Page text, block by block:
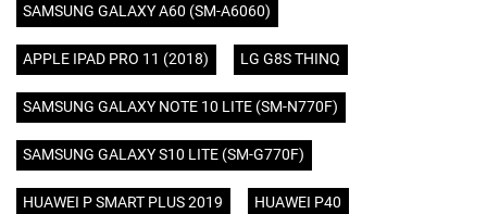
SAMSUNG GALAXY A60 (SM-A6060)
APPLE IPAD PRO 11 (2018) LG G8S THINQ
SAMSUNG GALAXY NOTE 10 LITE (SM-N770F)
SAMSUNG GALAXY S10 LITE (SM-G770F)
HUAWEI P SMART PLUS 2019 HUAWEI P40